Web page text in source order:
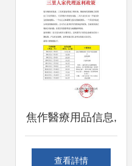
焦作醫療用品信息,
焦作保健用品免費
查看詳情